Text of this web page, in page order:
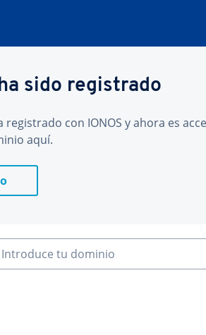
sido registrado
registrado con IONOS y ahora es
aquí.
Introduce tu dominio